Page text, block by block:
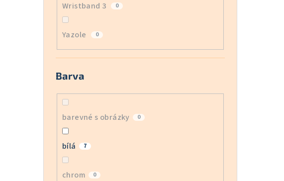
Wristband 3 0
Yazole 0
Barva
barevné s obrázky 0
bílá 7
chrom 0